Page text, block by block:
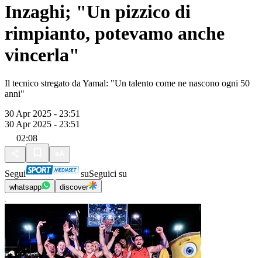
Inzaghi; "Un pizzico di
rimpianto, potevamo anche
vincerla"
Il tecnico stregato da Yamal: "Un talento come ne nascono ogni 50
anni"
30 Apr 2025 - 23:51
30 Apr 2025 - 23:51
02:08
Segui suSeguici su
whatsapp discover